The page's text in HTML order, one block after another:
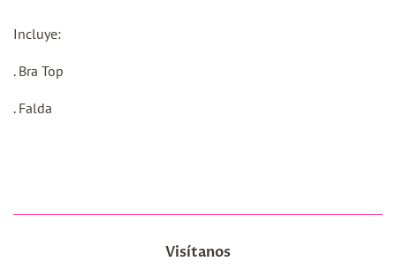
Incluye:
. Bra Top
. Falda
Visítanos